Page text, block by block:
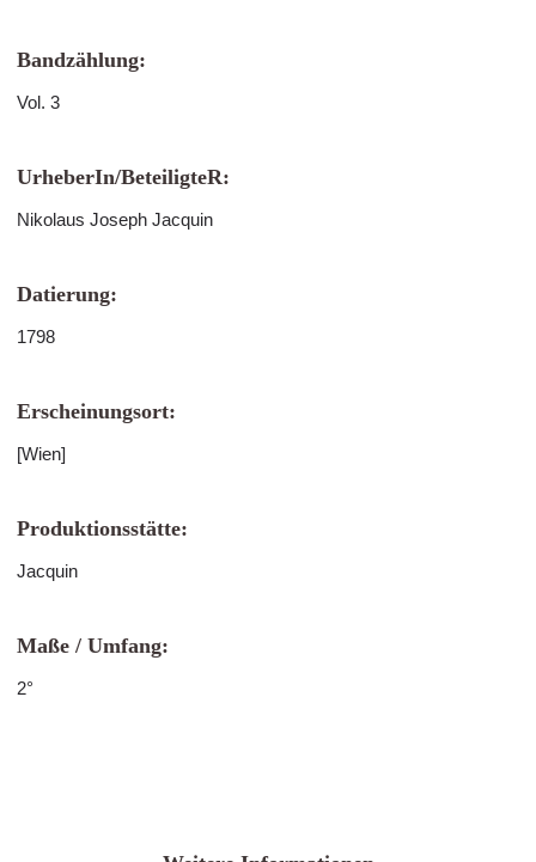
Bandzählung:
Vol. 3
UrheberIn/BeteiligteR:
Nikolaus Joseph Jacquin
Datierung:
1798
Erscheinungsort:
[Wien]
Produktionsstätte:
Jacquin
Maße / Umfang:
2°